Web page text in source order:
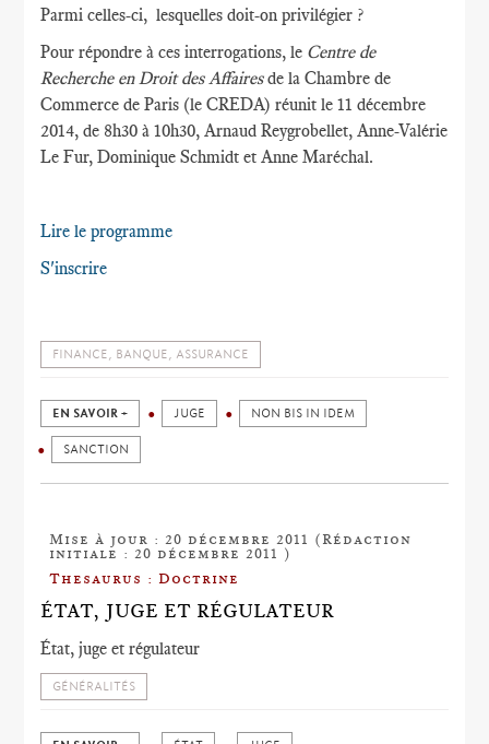
Parmi celles-ci, lesquelles doit-on privilégier ?
Pour répondre à ces interrogations, le Centre de
Recherche en Droit des Affairesde la Chambre de
Commerce de Paris (le CREDA) réunit le 11 décembre
2014, de 8h30 à 10h30, Arnaud Reygrobellet, Anne-Valérie
Le Fur, Dominique Schmidt et Anne Maréchal.
Lire le programme
S'inscrire
FINANCE, BANQUE, ASSURANCE
EN SAVOIR + JUGE NON BIS IN IDEM
SANCTION
Mise à jour : 20 décembre 2011 (Rédaction
initiale : 20 décembre 2011 )
Thesaurus : Doctrine
ÉTAT, JUGE ET RÉGULATEUR
État, juge et régulateur
GÉNÉRALITÉS